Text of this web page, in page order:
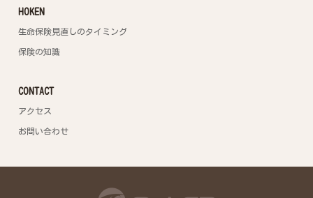
HOKEN
生命保険見直しのタイミング
保険の知識
CONTACT
アクセス
お問い合わせ